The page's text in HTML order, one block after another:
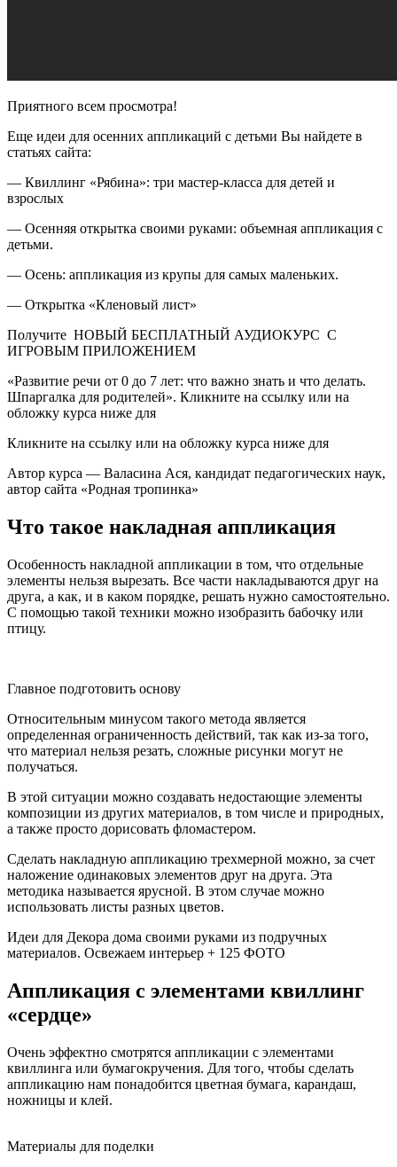
Приятного всем просмотра!
Еще идеи для осенних аппликаций с детьми Вы найдете в
статьях сайта:
— Квиллинг «Рябина»: три мастер-класса для детей и
взрослых
— Осенняя открытка своими руками: объемная аппликация с
детьми.
— Осень: аппликация из крупы для самых маленьких.
— Открытка «Кленовый лист»
Получите НОВЫЙ БЕСПЛАТНЫЙ АУДИОКУРС С
ИГРОВЫМ ПРИЛОЖЕНИЕМ
«Развитие речи от 0 до 7 лет: что важно знать и что делать.
Шпаргалка для родителей». Кликните на ссылку или на
обложку курса ниже для
Кликните на ссылку или на обложку курса ниже для
Автор курса — Валасина Ася, кандидат педагогических наук,
автор сайта «Родная тропинка»
Что такое накладная аппликация
Особенность накладной аппликации в том, что отдельные
элементы нельзя вырезать. Все части накладываются друг на
друга, а как, и в каком порядке, решать нужно самостоятельно.
С помощью такой техники можно изобразить бабочку или
птицу.
Главное подготовить основу
Относительным минусом такого метода является
определенная ограниченность действий, так как из-за того,
что материал нельзя резать, сложные рисунки могут не
получаться.
В этой ситуации можно создавать недостающие элементы
композиции из других материалов, в том числе и природных,
а также просто дорисовать фломастером.
Сделать накладную аппликацию трехмерной можно, за счет
наложение одинаковых элементов друг на друга. Эта
методика называется ярусной. В этом случае можно
использовать листы разных цветов.
Идеи для Декора дома своими руками из подручных
материалов. Освежаем интерьер + 125 ФОТО
Аппликация с элементами квиллинг
«сердце»
Очень эффектно смотрятся аппликации с элементами
квиллинга или бумагокручения. Для того, чтобы сделать
аппликацию нам понадобится цветная бумага, карандаш,
ножницы и клей.
Материалы для поделки